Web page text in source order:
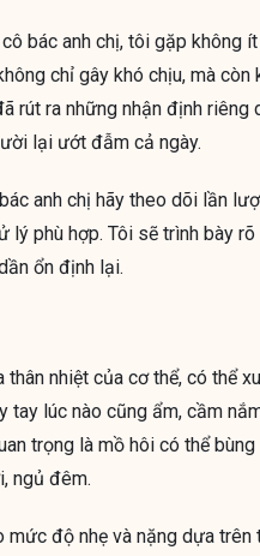
bác anh chị, tôi gặp không
chỉ gây khó chịu, mà còn
rút ra những nhận định riêng
lại ướt đẫm cả ngày.
anh chị hãy theo dõi lần
lý phù hợp. Tôi sẽ trình bày rõ
ổn định lại.
nhiệt của cơ thể, có thể
tay lúc nào cũng ẩm, cầm
trọng là mồ hôi có thể bùng
ngủ đêm.
độ nhẹ và nặng dựa trên